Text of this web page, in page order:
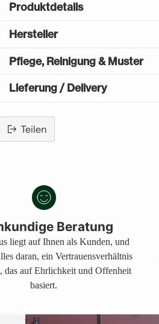
Produktdetails
Hersteller
Pflege, Reinigung & Muster
Lieferung / Delivery
Teilen
Warenkorb
Beratung
liegt auf Ihnen als Kunden, und
daran, ein Vertrauensverhältnis
das auf Ehrlichkeit und Offenheit
basiert.